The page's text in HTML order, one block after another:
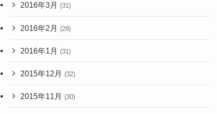
2016年3月 (31)
2016年2月 (29)
2016年1月 (31)
2015年12月 (32)
2015年11月 (30)